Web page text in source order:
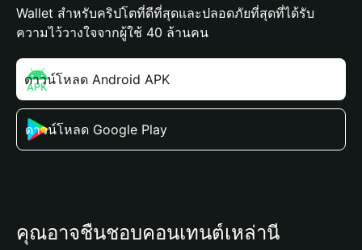
Wallet สำหรับคริปโตที่ดีที่สุดและปลอดภัยที่สุดที่ได้รับ
ความไว้วางใจจากผู้ใช้ 40 ล้านคน
ดาวน์โหลด Android APK
ดาวน์โหลด Google Play
คุณอาจชื่นชอบคอนเทนต์เหล่านี้